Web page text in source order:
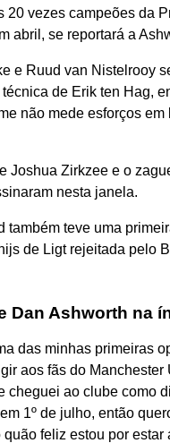
20 vezes campeões da
abril, se reportará a
e Ruud van Nistelrooy
de Erik ten Hag,
não mede esforços em
Joshua Zirkzee e o
nesta janela.
também teve uma
de Ligt rejeitada pelo
Dan Ashworth na
das minhas primeiras
aos fãs do Manchester
cheguei ao clube como
1º de julho, então
feliz estou por estar